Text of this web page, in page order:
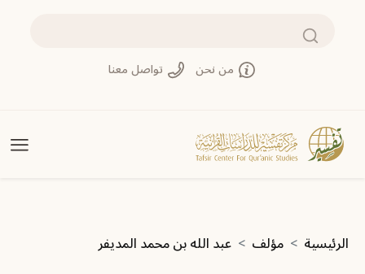
بحث
من نحن تواصل معنا
مسار التنقل
الرئيسية مؤلف عبد الله بن محمد المديفر